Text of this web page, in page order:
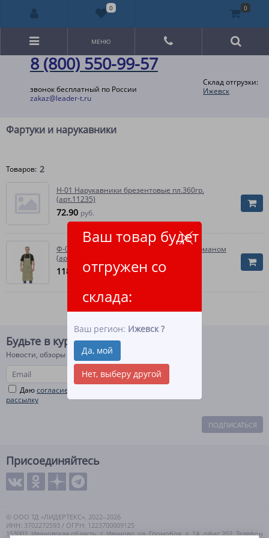
8 (800) 550-99-57
звонок бесплатный по России
zakaz@leader-t.ru
Склад отгрузки:
Ижевск
Ваш товар будет
отгружен со
склада:
Ваш регион: Ижевск ?
Да, мой
Нет, выберу другой
МЕНЮ
Фартуки и нарукавники
Товаров: 2
Н-01 Нарукавники брезентовые пл.360гр.
(арт.11235)
72.90 руб.
Ф-01 Фартук брезентовый пл.400гр. с карманом
(арт.11235)
118 руб.
Будьте в курсе!
Новости, обзоры и акции
Даюсогласие на рекламную и информационную
рассылку
ПОДПИСАТЬСЯ
Присоединяйтесь
© ООО ТД «ЛИДЕРТЕКС», 2022–2026
ИНН: 3702272593 / ОГРН: 1223700009125
153002, Ивановская область, г. Иваново, ул. Громобоя, д. 1А, офис 202. Телефон
0 0